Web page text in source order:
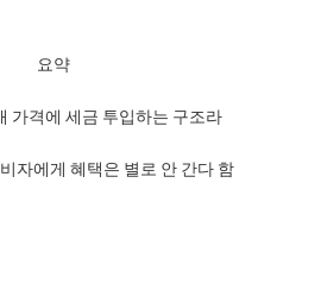
요약
가격에 세금 투입하는 구조라
자에게 혜택은 별로 안 간다 함